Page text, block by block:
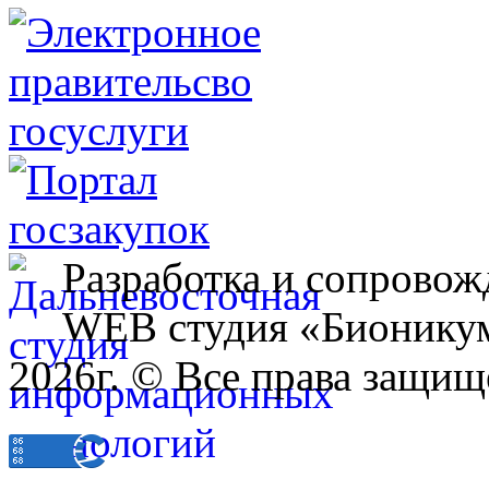
Разработка и
WEB студия
2026г. © Все права